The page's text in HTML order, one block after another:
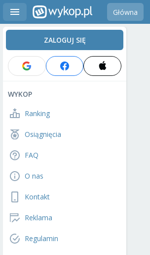
Główna
ZALOGUJ SIĘ
WYKOP
Ranking
Osiągnięcia
FAQ
O nas
Kontakt
Reklama
Regulamin